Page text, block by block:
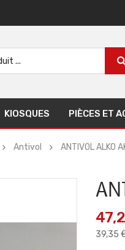
KIOSQUES PIÈCES ET
Antivol ANTIVOL ALKO
39,35